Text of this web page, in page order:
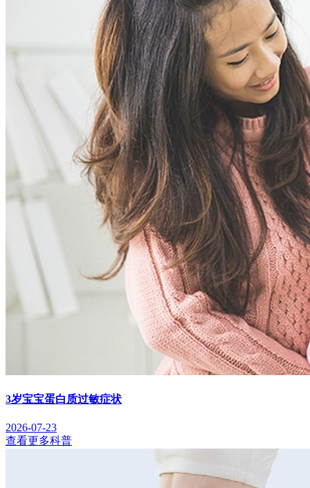
3岁宝宝蛋白质过敏症状
2026-07-23
查看更多科普